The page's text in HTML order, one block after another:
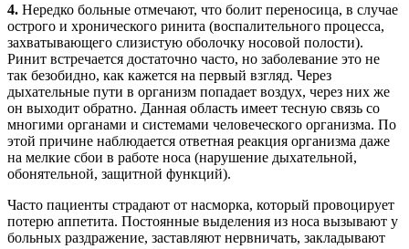
4. Нередко больные отмечают, что болит переносица, в случае
острого и хронического ринита (воспалительного процесса,
захватывающего слизистую оболочку носовой полости).
Ринит встречается достаточно часто, но заболевание это не
так безобидно, как кажется на первый взгляд. Через
дыхательные пути в организм попадает воздух, через них же
он выходит обратно. Данная область имеет тесную связь со
многими органами и системами человеческого организма. По
этой причине наблюдается ответная реакция организма даже
на мелкие сбои в работе носа (нарушение дыхательной,
обонятельной, защитной функций).
Часто пациенты страдают от насморка, который провоцирует
потерю аппетита. Постоянные выделения из носа вызывают у
больных раздражение, заставляют нервничать, закладывают